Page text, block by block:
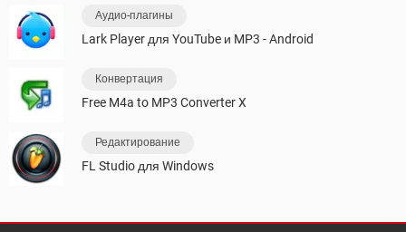
Аудио-плагины
Lark Player для YouTube и MP3 - Android
Конвертация
Free M4a to MP3 Converter X
Редактирование
FL Studio для Windows